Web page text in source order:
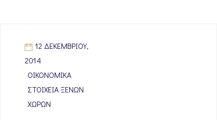
12 ΔΕΚΕΜΒΡΊΟΥ,
2014
ΟΙΚΟΝΟΜΙΚΆ
ΣΤΟΙΧΕΊΑ ΞΈΝΩΝ
ΧΩΡΏΝ